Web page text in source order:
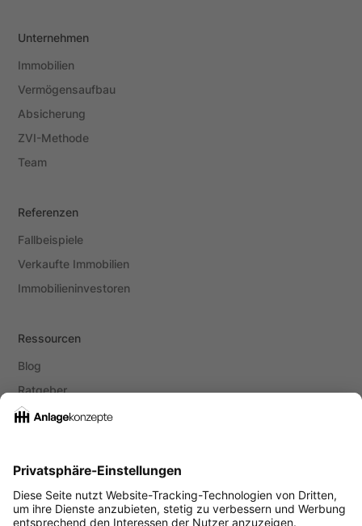
Unternehmen
Immobilien
Vermögensaufbau
Absicherung
ZVI-Methode
Team
Referenzen
Fallbeispiele
Verkaufte Immobilien
Immobilieninvestoren
Ressourcen
Blog
Ratgeber
Instagram
Youtube